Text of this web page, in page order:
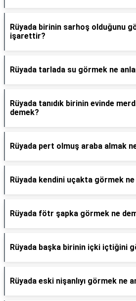
Rüyada birinin sarhoş olduğunu
işarettir?
Rüyada tarlada su görmek ne
Rüyada tanıdık birinin evinde
demek?
Rüyada pert olmuş araba almak
Rüyada kendini uçakta görmek
Rüyada fötr şapka görmek ne
Rüyada başka birinin içki içtiğini
Rüyada eski nişanlıyı görmek ne